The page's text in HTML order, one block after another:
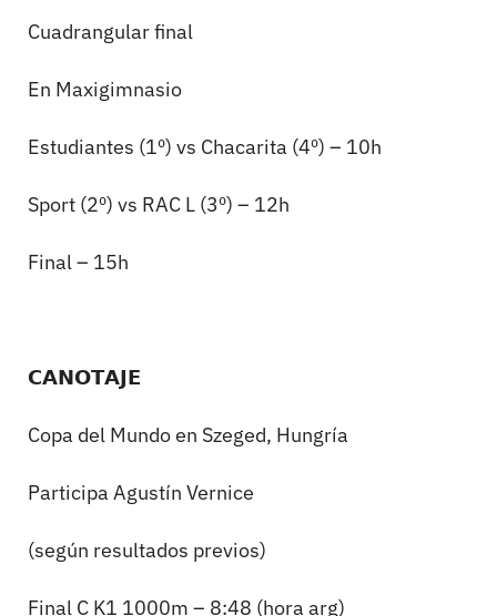
Cuadrangular final
En Maxigimnasio
Estudiantes (1º) vs Chacarita (4º) – 10h
Sport (2º) vs RAC L (3º) – 12h
Final – 15h
𝗖𝗔𝗡𝗢𝗧𝗔𝗝𝗘
Copa del Mundo en Szeged, Hungría
Participa Agustín Vernice
(según resultados previos)
Final C K1 1000m – 8:48 (hora arg)